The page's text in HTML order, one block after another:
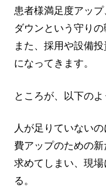
患者様満足度アッ
ダウンという守りの
また、採用や設備
になってきます。
ところが、以下の
人が足りていない
費アップのための
求めてしまい、現
る。